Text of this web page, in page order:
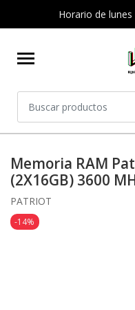
Horario de lunes
Memoria RAM
(2X16GB) 3600
PATRIOT
-14%